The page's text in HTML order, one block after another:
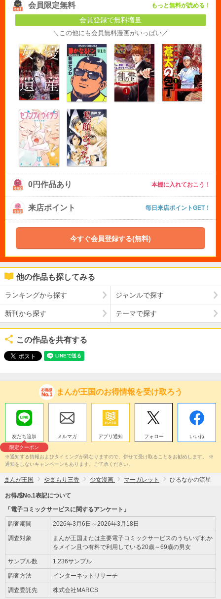
会員限定無料 もっと無料が読める！
会員登録で無料増量
＼この他にも会員無料漫画がいっぱい／
0円作品あり 本棚に入れておこう！
来店ポイント 毎日来店ポイントGET！
今すぐ会員登録する(無料)
他の作品も探してみる
ランキングから探す ジャンルで探す
新刊から探す テーマで探す
この作品を共有する
まんが王国のお得情報を受け取ろう
友だち追加
限定クーポン
メルマガ アプリ通知 フォロー いいね
※通知する情報およびタイミングが異なりますので、併せて受け取ることをお勧めします。 ※
通知をしないキャンペーンもあります。ご了承ください。
まんが王国 やまもり三香 少女漫画 マーガレット ひるなかの流星
お得感No.1表記について
「電子コミックサービスに関するアンケート」
調査期間 2026年3月6日～2026年3月18日
調査対象
まんが王国または主要電子コミックサービスのうちいずれか
をメイン且つ有料で利用している20歳～69歳の男女
サンプル数 1,236サンプル
調査方法 インターネットリサーチ
調査委託先 株式会社MARCS